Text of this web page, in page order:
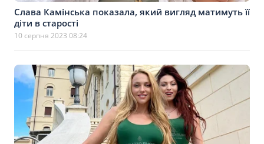
Слава Камінська показала, який вигляд матимуть її
діти в старості
10 серпня 2023 08:24